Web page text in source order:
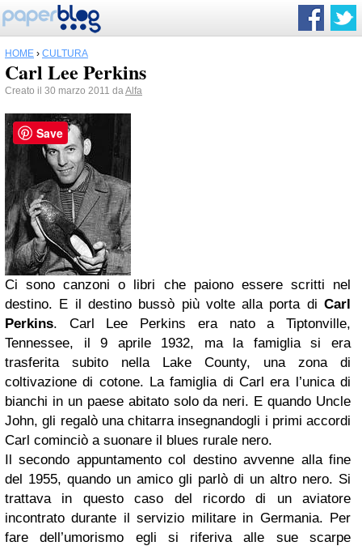
HOME › CULTURA
Carl Lee Perkins
Creato il 30 marzo 2011 daAlfa
Ci sono canzoni o libri che paiono essere scritti nel
destino. E il destino bussò più volte alla porta di Carl
Perkins. Carl Lee Perkins era nato a Tiptonville,
Tennessee, il 9 aprile 1932, ma la famiglia si era
trasferita subito nella Lake County, una zona di
coltivazione di cotone. La famiglia di Carl era l’unica di
bianchi in un paese abitato solo da neri. E quando Uncle
John, gli regalò una chitarra insegnandogli i primi accordi
Carl cominciò a suonare il blues rurale nero.
Il secondo appuntamento col destino avvenne alla fine
del 1955, quando un amico gli parlò di un altro nero. Si
trattava in questo caso del ricordo di un aviatore
incontrato durante il servizio militare in Germania. Per
fare dell’umorismo egli si riferiva alle sue scarpe
Save